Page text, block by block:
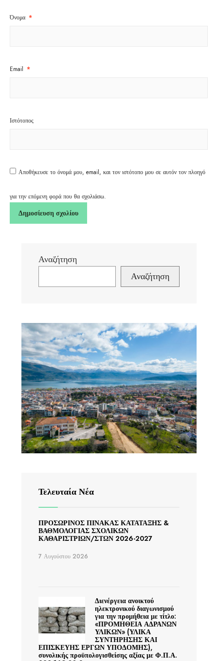
Όνομα *
Email *
Ιστότοπος
Αποθήκευσε το όνομά μου, email, και τον ιστότοπο μου σε αυτόν τον πλοηγό
για την επόμενη φορά που θα σχολιάσω.
Αναζήτηση
Αναζήτηση
Τελευταία Νέα
ΠΡΟΣΩΡΙΝΟΣ ΠΙΝΑΚΑΣ ΚΑΤΑΤΑΞΗΣ &
ΒΑΘΜΟΛΟΓΙΑΣ ΣΧΟΛΙΚΩΝ
ΚΑΘΑΡΙΣΤΡΙΩΝ/ΣΤΩΝ 2026-2027
7 Αυγούστου 2026
Διενέργεια ανοικτού
ηλεκτρονικού διαγωνισμού
για την προμήθεια με τίτλο:
«ΠΡΟΜΗΘΕΙΑ ΑΔΡΑΝΩΝ
ΥΛΙΚΩΝ» (ΥΛΙΚΑ
ΣΥΝΤΗΡΗΣΗΣ ΚΑΙ
ΕΠΙΣΚΕΥΗΣ ΕΡΓΩΝ ΥΠΟΔΟΜΗΣ),
συνολικής προϋπολογισθείσης αξίας με Φ.Π.Α.